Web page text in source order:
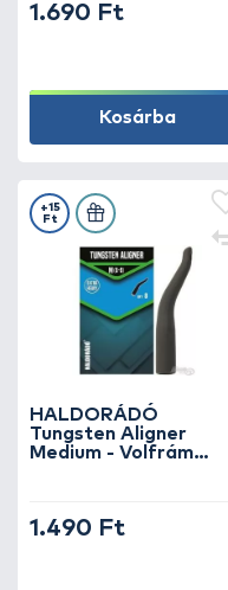
1.690 Ft
Kosárba
HALDORÁDÓ
Tungsten Aligner
Medium - Volfrám
+15
Ft
1.490 Ft